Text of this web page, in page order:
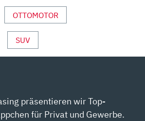
OTTOMOTOR
SUV
präsentieren wir Top-
für Privat und Gewerbe.